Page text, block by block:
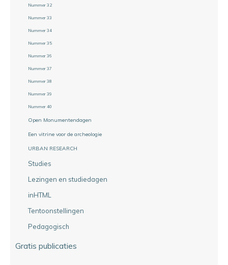
Nummer 32
Nummer 33
Nummer 34
Nummer 35
Nummer 36
Nummer 37
Nummer 38
Nummer 39
Nummer 40
Open Monumentendagen
Een vitrine voor de archeologie
URBAN RESEARCH
Studies
Lezingen en studiedagen
inHTML
Tentoonstellingen
Pedagogisch
Gratis publicaties